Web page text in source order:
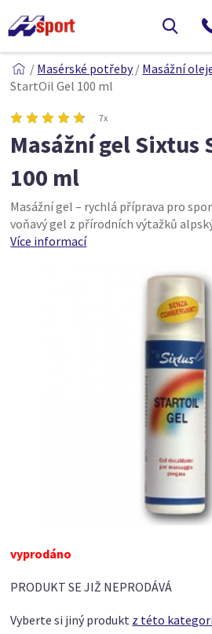
/ Masérské potřeby/ Masážní
StartOil Gel 100 ml
7x
Masážní gel Sixtus
100 ml
Masážní gel – rychlá příprava pro
voňavý gel z přírodních výtažků
Více informací
vyprodáno
PRODUKT SE JIŽ NEPRODÁVÁ
Vyberte si jiný produkt z této